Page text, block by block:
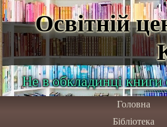
Освітній
Не в обкладинці
Головна
Бібліотека